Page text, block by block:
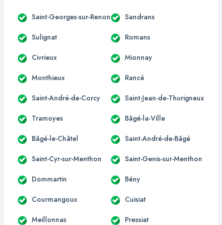
Saint-Georges-sur-Renon Sandrans
Sulignat Romans
Civrieux Mionnay
Monthieux Rancé
Saint-André-de-Corcy Saint-Jean-de-Thurigneux
Tramoyes Bâgé-la-Ville
Bâgé-le-Châtel Saint-André-de-Bâgé
Saint-Cyr-sur-Menthon Saint-Genis-sur-Menthon
Dommartin Bény
Courmangoux Cuisiat
Meillonnas Pressiat